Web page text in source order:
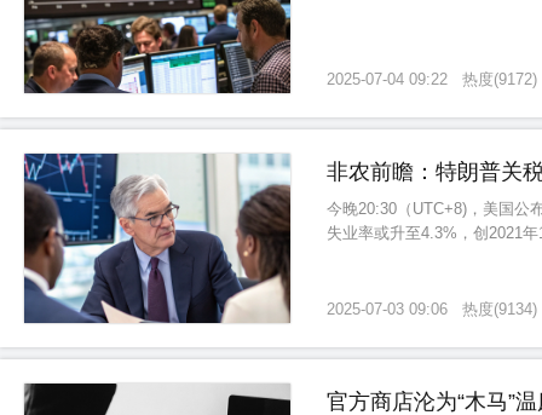
2025-07-04 09:22 热度(9172)
非农前瞻：特朗普关
今晚20:30（UTC+8)，美国公
失业率或升至4.3%，创2021
2025-07-03 09:06 热度(9134)
官方商店沦为“木马”